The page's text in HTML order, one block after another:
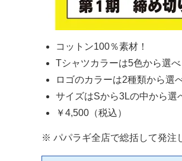
コットン100％素材！
Tシャツカラーは5色から選べ
ロゴのカラーは2種類から選
サイズはSから3Lの中から選
￥4,500（税込）
※ パパラギ全店で総括して発注